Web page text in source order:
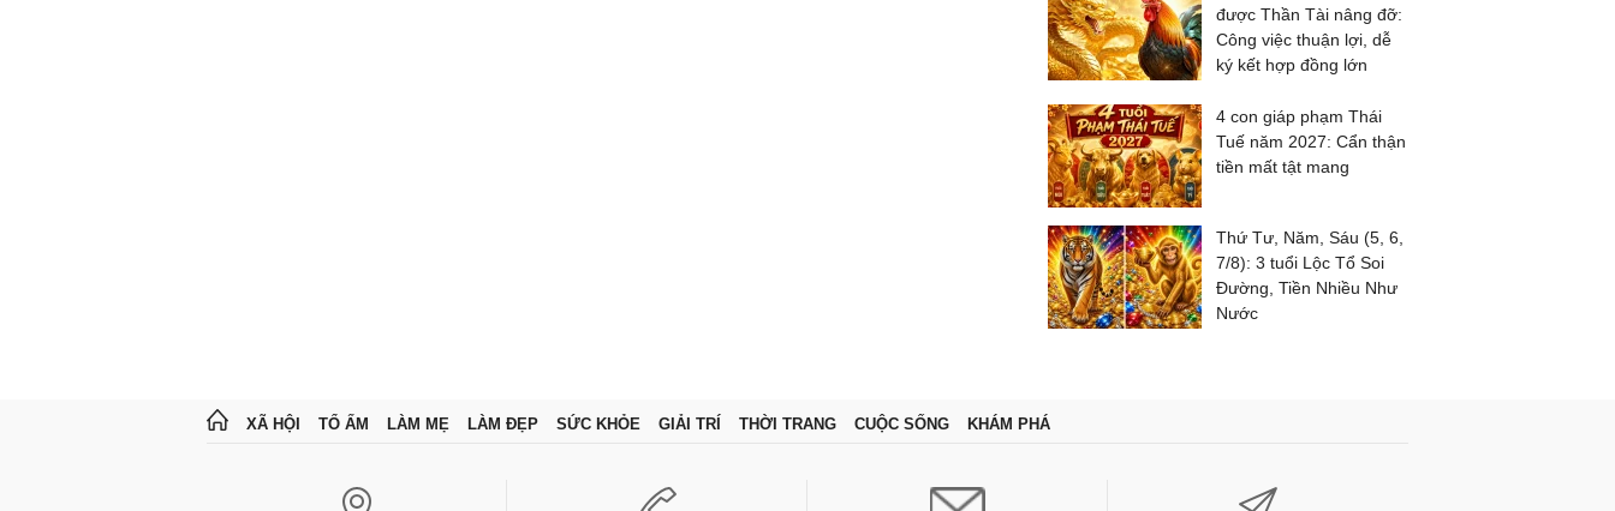
được Thần Tài nâng đỡ:
Công việc thuận lợi, dễ
ký kết hợp đồng lớn
4 con giáp phạm Thái
Tuế năm 2027: Cẩn thận
tiền mất tật mang
Thứ Tư, Năm, Sáu (5, 6,
7/8): 3 tuổi Lộc Tổ Soi
Đường, Tiền Nhiều Như
Nước
XÃ HỘI TỔ ẤM LÀM MẸ LÀM ĐẸP SỨC KHỎE GIẢI TRÍ THỜI TRANG CUỘC SỐNG KHÁM PHÁ